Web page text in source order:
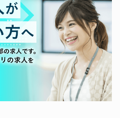
クマネジメント
チェック
体制の構築
、ベンダーマネジメント
インフラ企業対応
ンス
支援、KPI設計・進捗管理
の運営・資料作成